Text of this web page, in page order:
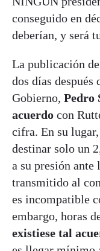
conseguido en
deberían, y será
La publicación
dos días después
Gobierno, Pedro
acuerdo con
cifra. En su lugar,
destinar solo un
a su presión ante
transmitido al
es incompatible
embargo, horas
existiese tal